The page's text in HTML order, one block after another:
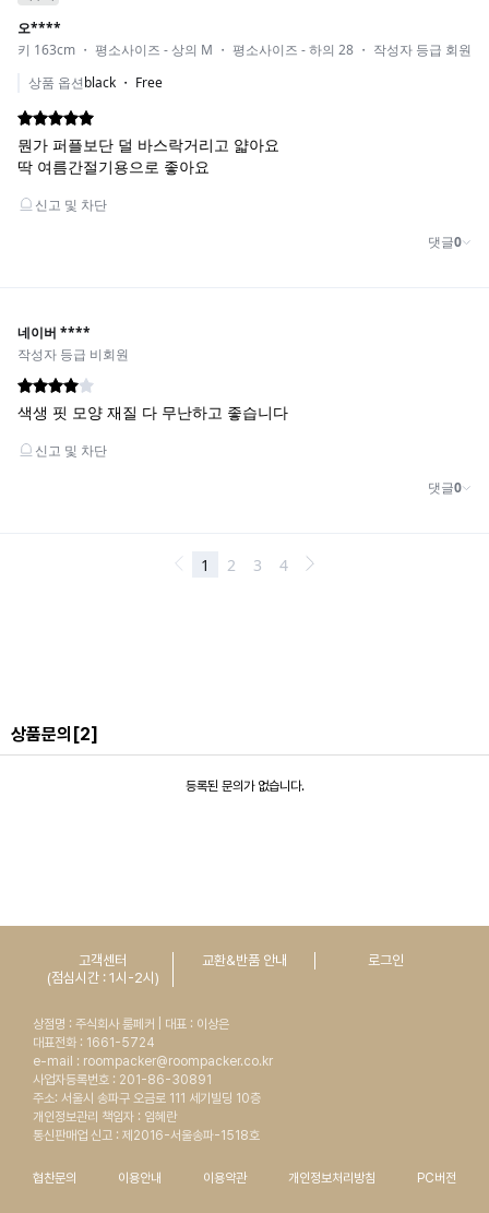
상품문의 [2]
등록된 문의가 없습니다.
고객센터
(점심시간 : 1시-2시)
교환&반품 안내 로그인
상점명 : 주식회사 룸페커 | 대표 : 이상은
대표전화 : 1661-5724
e-mail : roompacker@roompacker.co.kr
사업자등록번호 : 201-86-30891
주소: 서울시 송파구 오금로 111 세기빌딩 10층
개인정보관리 책임자 : 임혜란
통신판매업 신고 : 제2016-서울송파-1518호
협찬문의 이용안내 이용약관 개인정보처리방침 PC버전